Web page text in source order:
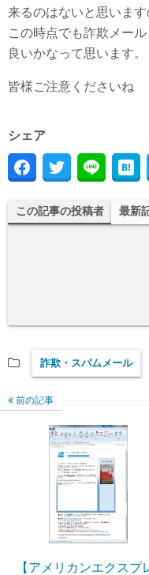
来るのはないと思います
この時点でも詐欺メー
良いかなって思います。
皆様ご注意くださいね
シェア
この記事の投稿者 最新
詐欺・スパムメール
前の記事
【アメリカンエクスプ